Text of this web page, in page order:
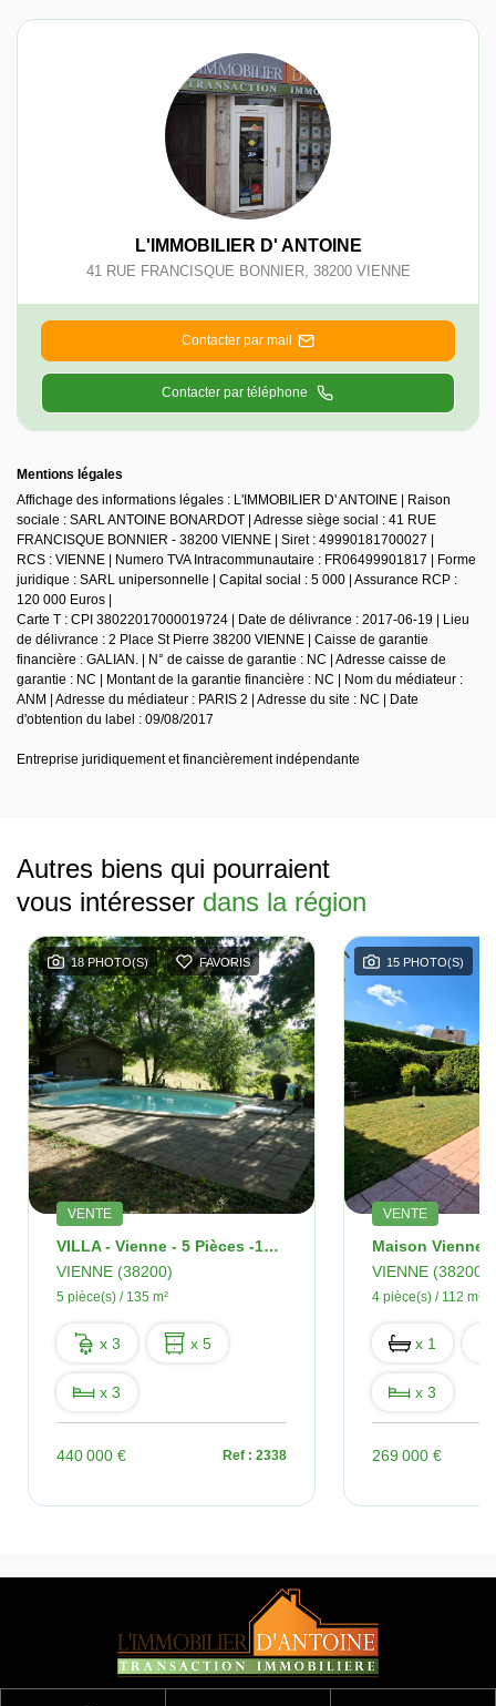
L'IMMOBILIER D' ANTOINE
41 RUE FRANCISQUE BONNIER, 38200 VIENNE
Contacter par mail
Contacter par téléphone
Mentions légales
Affichage des informations légales : L'IMMOBILIER D' ANTOINE | Raison
sociale : SARL ANTOINE BONARDOT | Adresse siège social : 41 RUE
FRANCISQUE BONNIER - 38200 VIENNE | Siret : 49990181700027 |
RCS : VIENNE | Numero TVA Intracommunautaire : FR06499901817 | Forme
juridique : SARL unipersonnelle | Capital social : 5 000 | Assurance RCP :
120 000 Euros |
Carte T : CPI 38022017000019724 | Date de délivrance : 2017-06-19 | Lieu
de délivrance : 2 Place St Pierre 38200 VIENNE | Caisse de garantie
financière : GALIAN. | N° de caisse de garantie : NC | Adresse caisse de
garantie : NC | Montant de la garantie financière : NC | Nom du médiateur :
ANM | Adresse du médiateur : PARIS 2 | Adresse du site : NC | Date
d'obtention du label : 09/08/2017
Entreprise juridiquement et financièrement indépendante
Autres biens qui pourraient
vous intéresser dans la région
18 PHOTO(S) FAVORIS
VENTE
VILLA - Vienne - 5 Pièces -135 M2
VIENNE (38200)
5 pièce(s) / 135 m²
x 3 x 5
x 3
440 000 € Ref : 2338
15 PHOTO(S)
VENTE
VIENNE (38200)
4 pièce(s) / 112 m²
x 1
x 3
269 000 €